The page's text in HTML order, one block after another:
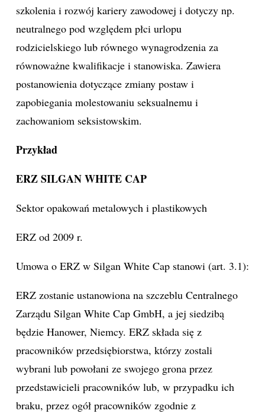
szkolenia i rozwój kariery zawodowej i dotyczy np.
neutralnego pod względem płci urlopu
rodzicielskiego lub równego wynagrodzenia za
równoważne kwalifikacje i stanowiska. Zawiera
postanowienia dotyczące zmiany postaw i
zapobiegania molestowaniu seksualnemu i
zachowaniom seksistowskim.
Przykład
ERZ SILGAN WHITE CAP
Sektor opakowań metalowych i plastikowych
ERZ od 2009 r.
Umowa o ERZ w Silgan White Cap stanowi (art. 3.1):
ERZ zostanie ustanowiona na szczeblu Centralnego
Zarządu Silgan White Cap GmbH, a jej siedzibą
będzie Hanower, Niemcy. ERZ składa się z
pracowników przedsiębiorstwa, którzy zostali
wybrani lub powołani ze swojego grona przez
przedstawicieli pracowników lub, w przypadku ich
braku, przez ogół pracowników zgodnie z